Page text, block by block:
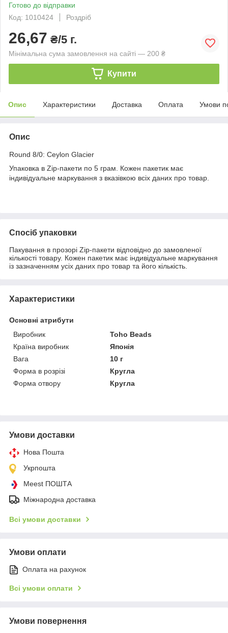
Готово до відправки
Код: 1010424
Роздріб
26,67 ₴/5 г.
Мінімальна сума замовлення на сайті — 200 ₴
Купити
Опис Характеристики Доставка Оплата Умови
Опис
Round 8/0: Ceylon Glacier
Упаковка в Zip-пакети по 5 грам. Кожен пакетик має
індивідуальне маркування з вказівкою всіх даних про товар.
Спосіб упаковки
Пакування в прозорі Zip-пакети відповідно до замовленої
кількості товару. Кожен пакетик має індивідуальне маркування
із зазначенням усіх даних про товар та його кількість.
Характеристики
Основні атрибути
Виробник
Toho Beads
Країна виробник
Японія
Вага
10 г
Форма в розрізі
Кругла
Форма отвору
Кругла
Умови доставки
Нова Пошта
Укрпошта
Meest ПОШТА
Міжнародна доставка
Всі умови доставки
Умови оплати
Оплата на рахунок
Всі умови оплати
Умови повернення